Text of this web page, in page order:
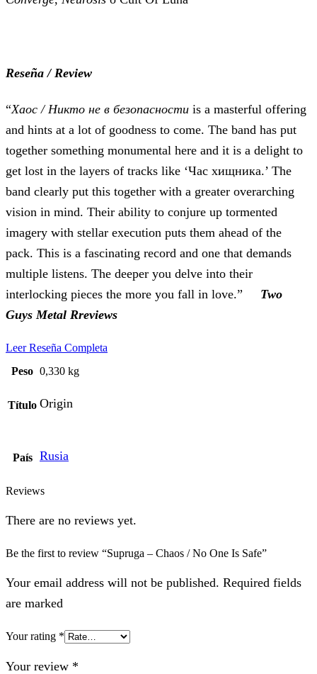
Reseña / Review
“Хаос / Никто не в безопасности is a masterful offering
and hints at a lot of goodness to come. The band has put
together something monumental here and it is a delight to
get lost in the layers of tracks like ‘Час хищника.’ The
band clearly put this together with a greater overarching
vision in mind. Their ability to conjure up tormented
imagery with stellar execution puts them ahead of the
pack. This is a fascinating record and one that demands
multiple listens. The deeper you delve into their
interlocking pieces the more you fall in love.”
Two
Guys Metal Rreviews
Leer Reseña Completa
Peso 0,330 kg
Título Origin
País Rusia
Reviews
There are no reviews yet.
Be the first to review “Supruga – Chaos / No One Is Safe”
Your email address will not be published. Required fields
are marked
Your rating *
Your review *